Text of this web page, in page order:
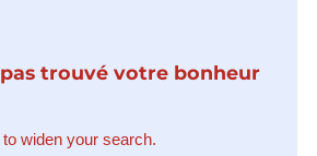
trouvé votre bonheur
widen your search.